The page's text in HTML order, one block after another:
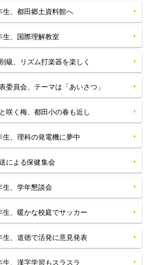
生、都田郷土資料館へ
生、国際理解教室
級、リズム打楽器を楽しく
委員会、テーマは「あいさつ」
咲く梅、都田小の春も近し
生、理科の発電機に夢中
による保健集会
生、学年懇談会
生、暖かな校庭でサッカー
生、道徳で活発に意見発表
生、漢字学習もスラスラ